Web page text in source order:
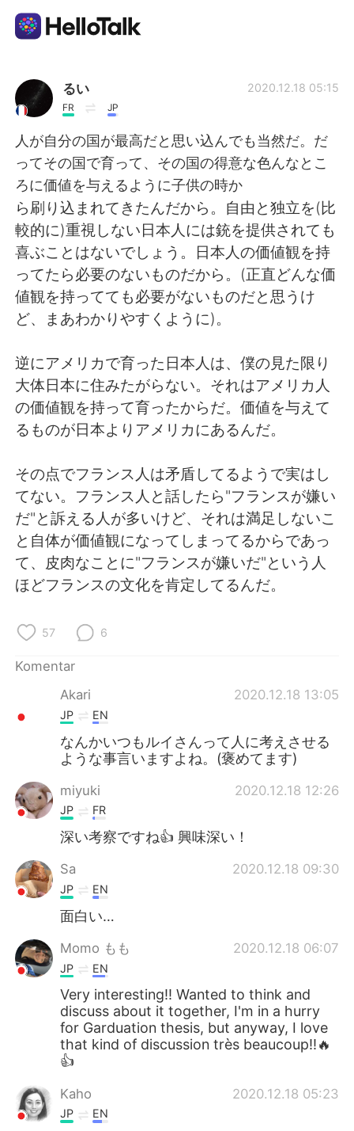
Aplikasi Pertukaran Bahasa
AI Grammar Checker
Indonesia
English 简体中文
繁體中文 Español
العربية Français
Deutsch 日本語
한국어 Русский
ไทย Italiano
Türkçe Tiếng Việt
Português
るい
FR JP
2020.12.18 05:15
人が自分の国が最高だと思い込んでも当然だ。だ
ってその国で育って、その国の得意な色んなとこ
ろに価値を与えるように子供の時か
ら刷り込まれてきたんだから。自由と独立を(比
較的に)重視しない日本人には銃を提供されても
喜ぶことはないでしょう。日本人の価値観を持
ってたら必要のないものだから。(正直どんな価
値観を持ってても必要がないものだと思うけ
ど、まあわかりやすくように)。
逆にアメリカで育った日本人は、僕の見た限り
大体日本に住みたがらない。それはアメリカ人
の価値観を持って育ったからだ。価値を与えて
るものが日本よりアメリカにあるんだ。
その点でフランス人は矛盾してるようで実はし
てない。フランス人と話したら"フランスが嫌い
だ"と訴える人が多いけど、それは満足しないこ
と自体が価値観になってしまってるからであっ
て、皮肉なことに"フランスが嫌いだ"という人
ほどフランスの文化を肯定してるんだ。
57 6
Komentar
Akari
2020.12.18 13:05
JP EN
なんかいつもルイさんって人に考えさせる
ような事言いますよね。(褒めてます)
miyuki 2020.12.18 12:26
JP FR
深い考察ですね👍 興味深い！
Sa 2020.12.18 09:30
JP EN
面白い…
Momo もも 2020.12.18 06:07
JP EN
Very interesting!! Wanted to think and
discuss about it together, I'm in a hurry
for Garduation thesis, but anyway, I love
that kind of discussion très beaucoup!!🔥
👍
Kaho 2020.12.18 05:23
JP EN